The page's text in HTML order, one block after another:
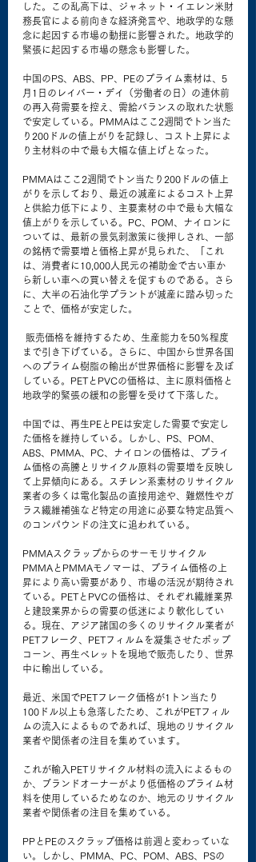
した。この乱高下は、ジャネット・イエレン米財
務長官による前向きな経済発言や、地政学的な懸
念に起因する市場の動揺に影響された。地政学的
緊張に起因する市場の懸念も影響した。
中国のPS、ABS、PP、PEのプライム素材は、5
月1日のレイバー・デイ（労働者の日）の連休前
の再入荷需要を控え、需給バランスの取れた状態
で安定している。PMMAはここ2週間でトン当た
り200ドルの値上がりを記録し、コスト上昇によ
り主材料の中で最も大幅な値上げとなった。
PMMAはここ2週間でトン当たり200ドルの値上
がりを示しており、最近の減産によるコスト上昇
と供給力低下により、主要素材の中で最も大幅な
値上がりを示している。PC、POM、ナイロンに
ついては、最新の景気刺激策に後押しされ、一部
の銘柄で需要増と価格上昇が見られた、「これ
は、消費者に10,000人民元の補助金で古い車か
ら新しい車への買い替えを促すものである。さら
に、大半の石油化学プラントが減産に踏み切った
ことで、価格が安定した。
まで引き下げている。さらに、中国から世界各国
へのプライム樹脂の輸出が世界価格に影響を及ぼ
している。PETとPVCの価格は、主に原料価格と
地政学的緊張の緩和の影響を受けて下落した。
中国では、再生PEとPEは安定した需要で安定し
た価格を維持している。しかし、PS、POM、
ABS、PMMA、PC、ナイロンの価格は、プライ
ム価格の高騰とリサイクル原料の需要増を反映し
て上昇傾向にある。スチレン系素材のリサイクル
業者の多くは電化製品の直接用途や、難燃性やガ
ラス繊維補強など特定の用途に必要な特定品質へ
のコンパウンドの注文に追われている。
PMMAスクラップからのサーモリサイクル
PMMAとPMMAモノマーは、プライム価格の上
昇により高い需要があり、市場の活況が期待され
ている。PETとPVCの価格は、それぞれ繊維業界
と建設業界からの需要の低迷により軟化してい
る。現在、アジア諸国の多くのリサイクル業者が
PETフレーク、PETフィルムを凝集させたポップ
コーン、再生ペレットを現地で販売したり、世界
中に輸出している。
最近、米国でPETフレーク価格が1トン当たり
100ドル以上も急落したため、これがPETフィル
ムの流入によるものであれば、現地のリサイクル
業者や関係者の注目を集めています。
これが輸入PETリサイクル材料の流入によるもの
か、ブランドオーナーがより低価格のプライム材
料を使用しているためなのか、地元のリサイクル
業者や関係者の注目を集めている。
PPとPEのスクラップ価格は前週と変わっていな
い。しかし、PMMA、PC、POM、ABS、PSの